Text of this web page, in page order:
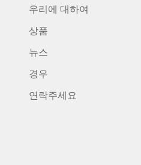
우리에 대하여
상품
뉴스
경우
연락주세요